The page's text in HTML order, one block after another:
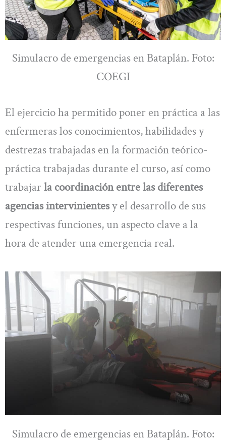
Simulacro de emergencias en Bataplán. Foto:
COEGI
El ejercicio ha permitido poner en práctica a las
enfermeras los conocimientos, habilidades y
destrezas trabajadas en la formación teórico-
práctica trabajadas durante el curso, así como
trabajarla coordinación entre las diferentes
agencias intervinientesy el desarrollo de sus
respectivas funciones, un aspecto clave a la
hora de atender una emergencia real.
Simulacro de emergencias en Bataplán. Foto: